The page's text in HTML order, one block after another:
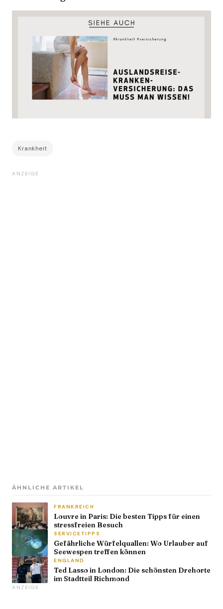
Krankheit
ANZEIGE
ÄHNLICHE ARTIKEL
FRANKREICH
Louvre in Paris: Die besten Tipps für einen
stressfreien Besuch
SERVICETIPPS
Gefährliche Würfelquallen: Wo Urlauber auf
Seewespen treffen können
ENGLAND
Ted Lasso in London: Die schönsten Drehorte
im Stadtteil Richmond
ANZEIGE